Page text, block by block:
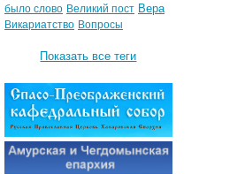
было слово Великий пост Вера
Викариатство Вопросы
Показать все теги